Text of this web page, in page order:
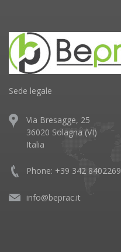
Sede legale
Via Bresagge, 25
36020 Solagna (VI)
Italia
Phone: +39 342 8402269
info@beprac.it